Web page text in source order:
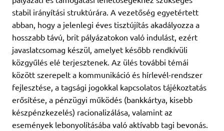
stabil irányítási struktúrára. A vezetőség egyetértett
abban, hogy a jelenlegi éves tisztújítás akadályozza a
hosszabb távú, brit pályázatokon való indulást, ezért
javaslatcsomag készül, amelyet később rendkívüli
közgyűlés elé terjesztenek. Az ülés további témái
között szerepelt a kommunikáció és hírlevél-rendszer
fejlesztése, a tagsági jogokkal kapcsolatos tájékoztatás
erősítése, a pénzügyi működés (bankkártya, kisebb
készpénzkezelés) racionalizálása, valamint az
események lebonyolításába való aktívabb tagi bevonás.